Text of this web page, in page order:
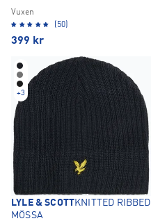
Vuxen
(50)
399 kr
+3
LYLE & SCOTTKNITTED RIBBED
MÖSSA